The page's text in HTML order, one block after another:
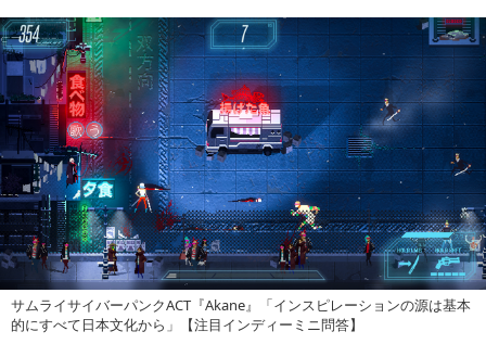
サムライサイバーパンクACT『Akane』「インスピレーションの源は基本
的にすべて日本文化から」【注目インディーミニ問答】